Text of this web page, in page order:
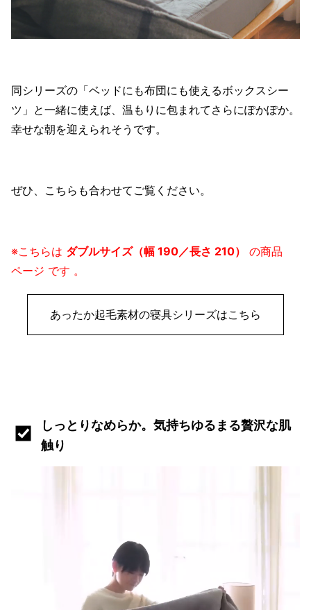
同シリーズの「ベッドにも布団にも使えるボックスシー
ツ」と一緒に使えば、温もりに包まれてさらにぽかぽか。
幸せな朝を迎えられそうです。
ぜひ、こちらも合わせてご覧ください。
※こちらは ダブルサイズ（幅 190／長さ 210）
の商品
ページ です 。
あったか起毛素材の寝具シリーズはこちら
しっとりなめらか。気持ちゆるまる贅沢な肌
触り